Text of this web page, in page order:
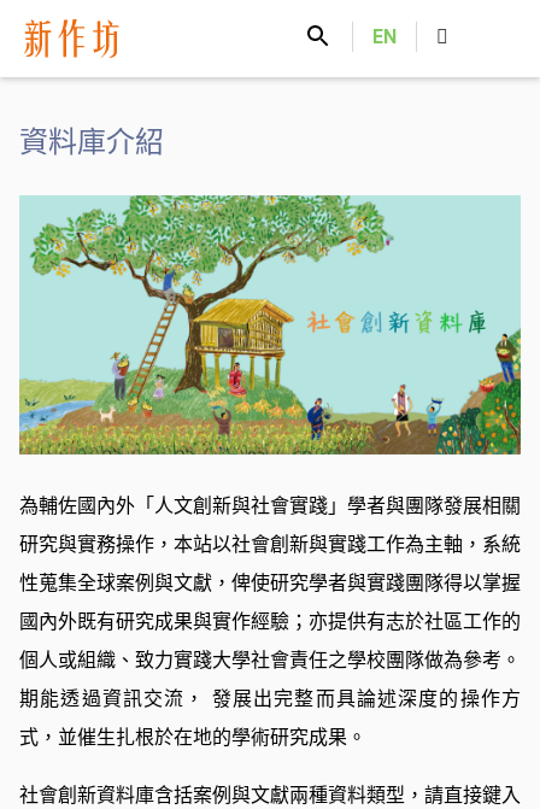
EN
資料庫介紹
為輔佐國內外「人文創新與社會實踐」學者與團隊發展相關
研究與實務操作，本站以社會創新與實踐工作為主軸，系統
性蒐集全球案例與文獻，俾使研究學者與實踐團隊得以掌握
國內外既有研究成果與實作經驗；亦提供有志於社區工作的
個人或組織、致力實踐大學社會責任之學校團隊做為參考。
期能透過資訊交流， 發展出完整而具論述深度的操作方
式，並催生扎根於在地的學術研究成果。
社會創新資料庫含括案例與文獻兩種資料類型，請直接鍵入